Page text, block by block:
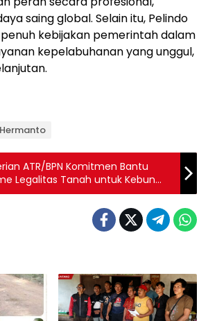
saing global. Selain itu, Pelindo
kebijakan pemerintah dalam
kepelabuhanan yang unggul,
ATR/BPN Komitmen Bantu
Legalitas Tanah untuk Kebun
Perempuan